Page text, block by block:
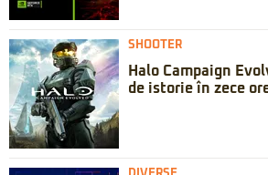
SHOOTER
Halo Campaign
de istorie în zece